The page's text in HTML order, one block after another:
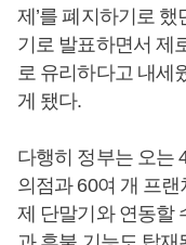
제’를 폐지하기로
기로 발표하면서 제
로 유리하다고 내세
게 됐다.
다행히 정부는 오는
의점과 60여 개 프
제 단말기와 연동할